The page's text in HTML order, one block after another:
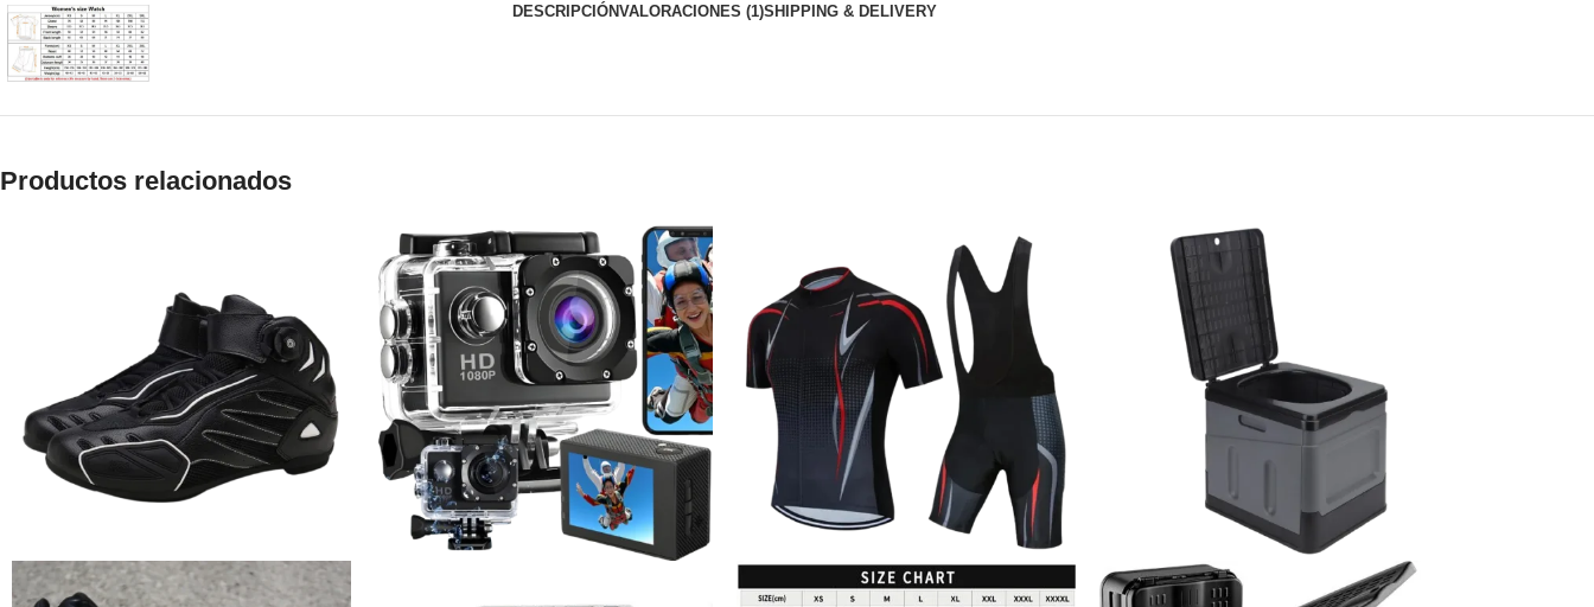
DESCRIPCIÓNVALORACIONES (1)SHIPPING & DELIVERY
Productos relacionados